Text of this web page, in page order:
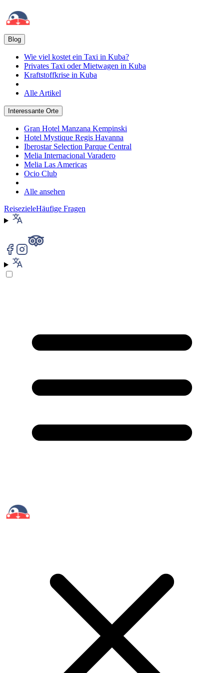
Blog
Wie viel kostet ein Taxi in Kuba?
Privates Taxi oder Mietwagen in Kuba
Kraftstoffkrise in Kuba
Alle Artikel
Interessante Orte
Gran Hotel Manzana Kempinski
Hotel Mystique Regis Havanna
Iberostar Selection Parque Central
Melia Internacional Varadero
Melia Las Americas
Ocio Club
Alle ansehen
ReisezieleHäufige Fragen